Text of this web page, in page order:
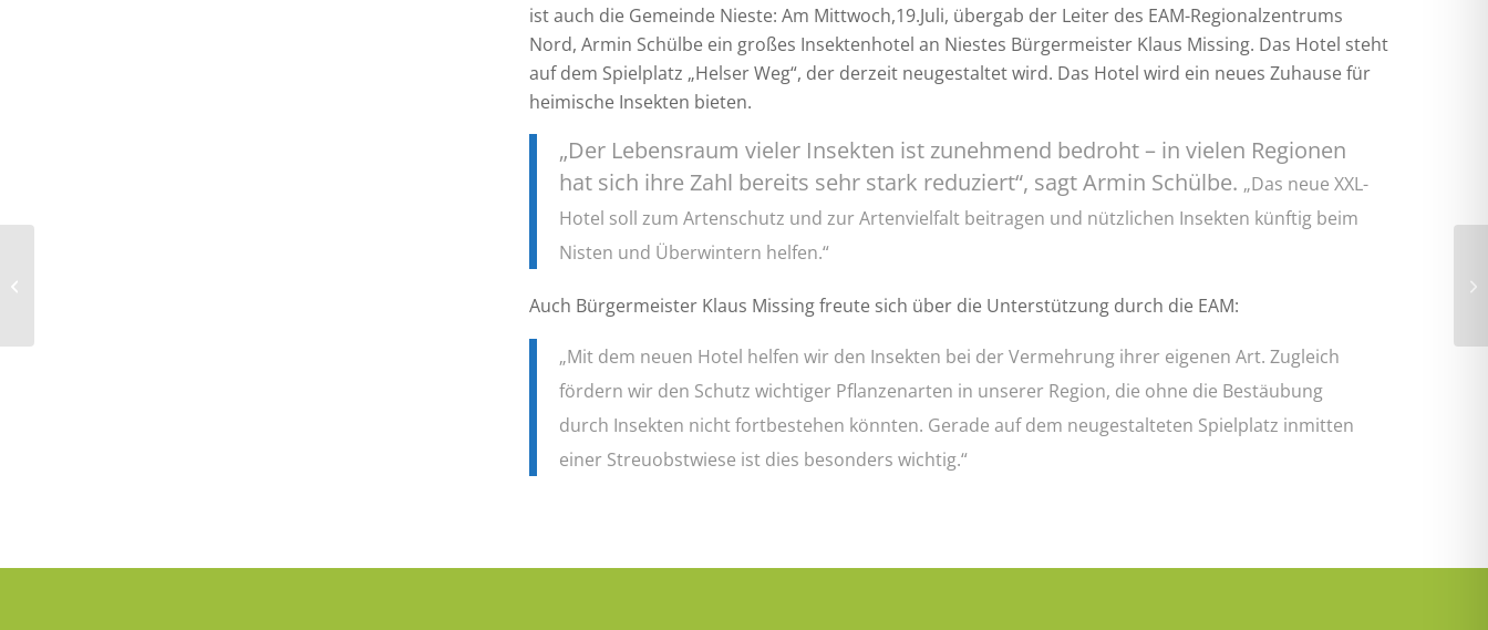
ist auch die Gemeinde Nieste: Am Mittwoch,19.Juli, übergab der Leiter des EAM-Regionalzentrums
Nord, Armin Schülbe ein großes Insektenhotel an Niestes Bürgermeister Klaus Missing. Das Hotel steht
auf dem Spielplatz „Helser Weg“, der derzeit neugestaltet wird. Das Hotel wird ein neues Zuhause für
heimische Insekten bieten.
„Der Lebensraum vieler Insekten ist zunehmend bedroht – in vielen Regionen
hat sich ihre Zahl bereits sehr stark reduziert“, sagt Armin Schülbe. „Das neue XXL-
Hotel soll zum Artenschutz und zur Artenvielfalt beitragen und nützlichen Insekten künftig beim
Nisten und Überwintern helfen.“
Auch Bürgermeister Klaus Missing freute sich über die Unterstützung durch die EAM:
„Mit dem neuen Hotel helfen wir den Insekten bei der Vermehrung ihrer eigenen Art. Zugleich
fördern wir den Schutz wichtiger Pflanzenarten in unserer Region, die ohne die Bestäubung
durch Insekten nicht fortbestehen könnten. Gerade auf dem neugestalteten Spielplatz inmitten
einer Streuobstwiese ist dies besonders wichtig.“